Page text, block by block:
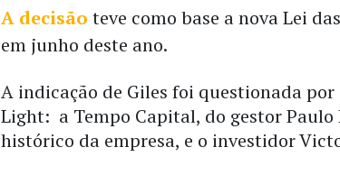
A decisão teve como base a nova Lei
em junho deste ano.
A indicação de Giles foi questionada
Light: a Tempo Capital, do gestor
histórico da empresa, e o investidor